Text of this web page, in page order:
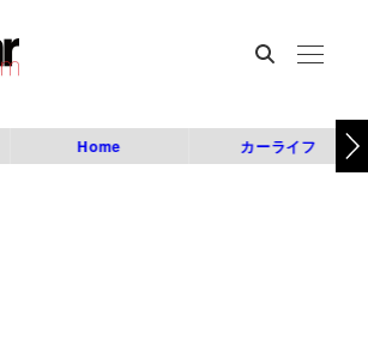
Home カーライフ